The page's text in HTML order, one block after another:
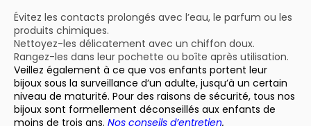
Évitez les contacts prolongés avec l’eau, le parfum ou les
produits chimiques.
Nettoyez-les délicatement avec un chiffon doux.
Rangez-les dans leur pochette ou boîte après utilisation.
Veillez également à ce que vos enfants portent leur
bijoux sous la surveillance d’un adulte, jusqu’à un certain
niveau de maturité. Pour des raisons de sécurité, tous nos
bijoux sont formellement déconseillés aux enfants de
moins de trois ans. Nos conseils d’entretien.